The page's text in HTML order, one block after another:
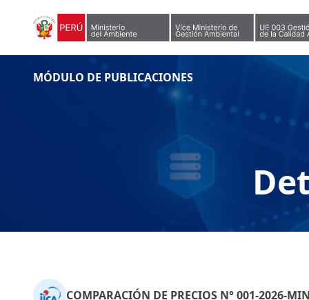
MÓDULO DE PUBLICACIONES
COMPARACIÓN DE PRECIOS N° 001-2026-